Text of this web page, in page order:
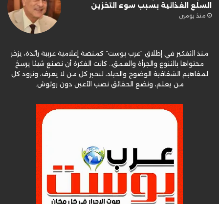
السلع الغذائية بسبب سوء التخزين
منذ يومين
منذ التفكير في إطلاق “عرب بوست” كمنصة إعلامية عربية رائدة، يزخر
محتواها بالتنوع والجرأة والعمق.. كانت الفكرة أن نصنع شيئا يرسخ
لمفاهيم الشفافية الوضوح والحياد، لنحبر كل من لا يعرف، ونزود كل
من يعلم، ونضع الحقائق نصب الأعين دون روتوش.